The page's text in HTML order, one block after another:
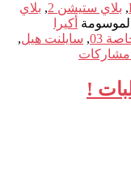
, بلاي ستيشن 2 , بلاي
الموسومة أكيرا
, سايلنت هيل,
مشاركات